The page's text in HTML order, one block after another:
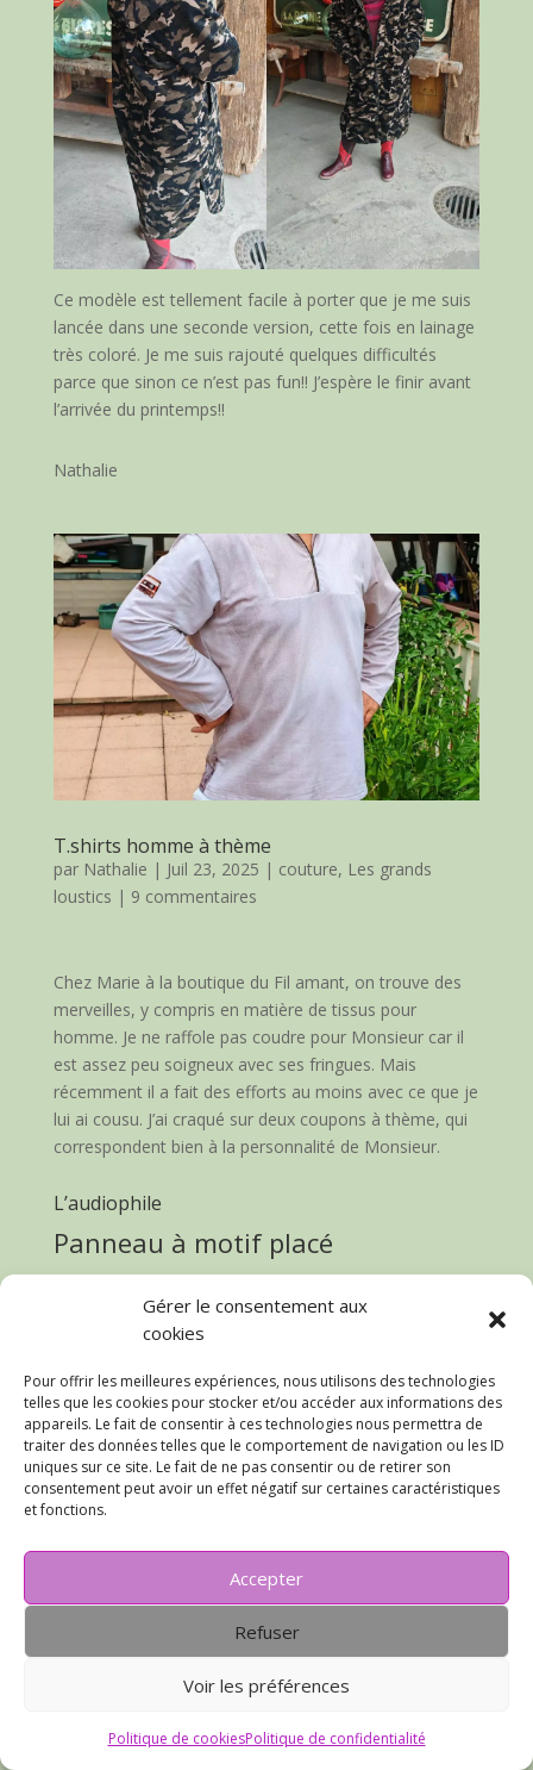
Gérer le consentement aux
cookies
Pour offrir les meilleures expériences, nous utilisons des technologies
telles que les cookies pour stocker et/ou accéder aux informations des
appareils. Le fait de consentir à ces technologies nous permettra de
traiter des données telles que le comportement de navigation ou les ID
uniques sur ce site. Le fait de ne pas consentir ou de retirer son
consentement peut avoir un effet négatif sur certaines caractéristiques
et fonctions.
Accepter
Refuser
Voir les préférences
Politique de cookiesPolitique de confidentialité
Ce modèle est tellement facile à porter que je me suis
lancée dans une seconde version, cette fois en lainage
très coloré. Je me suis rajouté quelques difficultés
parce que sinon ce n’est pas fun!! J’espère le finir avant
l’arrivée du printemps!!
Nathalie
T.shirts homme à thème
par Nathalie | Juil 23, 2025 | couture, Les grands
loustics | 9 commentaires
Chez Marie à la boutique du Fil amant, on trouve des
merveilles, y compris en matière de tissus pour
homme. Je ne raffole pas coudre pour Monsieur car il
est assez peu soigneux avec ses fringues. Mais
récemment il a fait des efforts au moins avec ce que je
lui ai cousu. J’ai craqué sur deux coupons à thème, qui
correspondent bien à la personnalité de Monsieur.
L’audiophile
Panneau à motif placé
J’ai d’abord jeté mon dévolu sur ce panneau beige,
avec motifs placés de radio cassettes et autre matos.
C’est sûr qu’à l’ère du tout numérique, bon nombre de
Je l’ai surnommé l’audiophile, parfait pour Monsieur qui
fait partie d’une association d’audiophiles, surnommée
affectueusement les audiopathes ou les pathes!!